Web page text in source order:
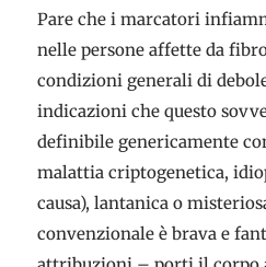
Pare che i marcatori
nelle persone affette da
condizioni generali di
indicazioni che questo
definibile genericamente
malattia criptogenetica,
causa), lantanica o
convenzionale è brava e